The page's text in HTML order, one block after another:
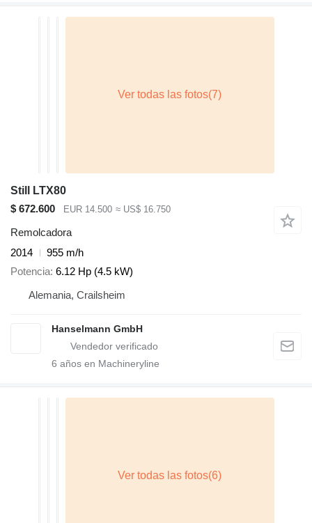
Still LTX80
$ 672.600
EUR 14.500 ≈ US$ 16.750
Remolcadora
2014
955 m/h
Potencia 6.12 Hp (4.5 kW)
Alemania, Crailsheim
Hanselmann GmbH
6 años en Machineryline